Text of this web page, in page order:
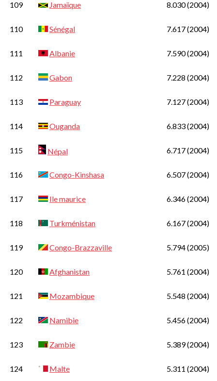
109 Jamaïque 8.030(2004)
110 Sénégal 7.617(2004)
111 Albanie 7.590(2004)
112 Gabon 7.228 (2004)
113 Paraguay 7.127(2004)
114 Ouganda 6.833(2004)
115 Népal 6.717(2004)
116 Congo-Kinshasa 6.507(2004)
117 Ile maurice 6.346(2004)
118 Turkménistan 6.167(2004)
119 Congo-Brazzaville 5.794(2005)
120 Afghanistan 5.761 (2004)
121 Mozambique 5.548 (2004)
122 Namibie 5.456(2004)
123 Zambie 5.389(2004)
124 Malte 5.311 (2004)